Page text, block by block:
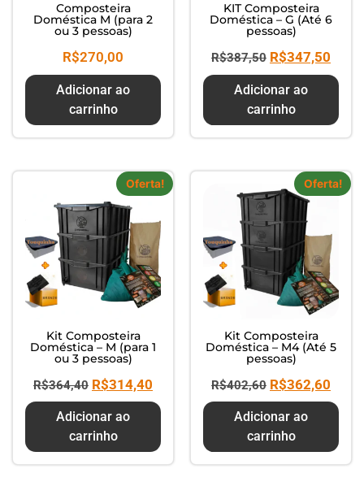
Composteira
Doméstica M (para 2
ou 3 pessoas)
R$270,00
Adicionar ao
carrinho
KIT Composteira
Doméstica – G (Até 6
pessoas)
R$387,50 R$347,50
Adicionar ao
carrinho
Oferta!
Kit Composteira
Doméstica – M (para 1
ou 3 pessoas)
R$364,40 R$314,40
Adicionar ao
carrinho
Oferta!
Kit Composteira
Doméstica – M4 (Até 5
pessoas)
R$402,60 R$362,60
Adicionar ao
carrinho